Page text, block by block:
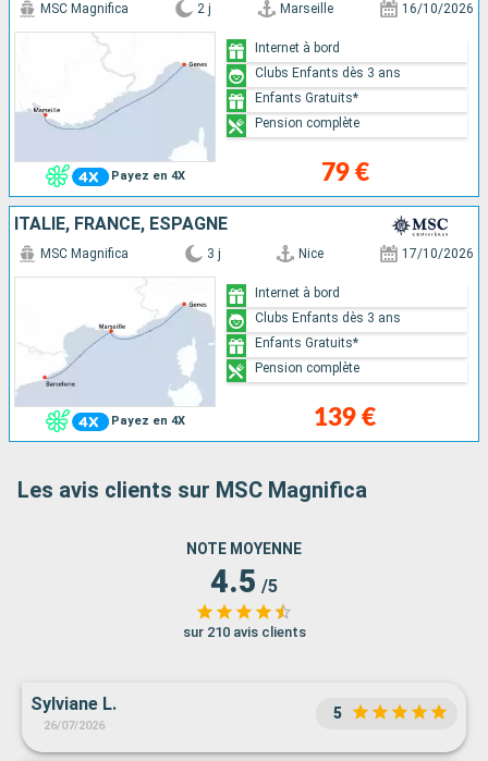
Payez en 4X
MSC Magnifica 2 j Marseille 16/10/2026
79 €
Internet à bord
Clubs Enfants dès 3 ans
Enfants Gratuits*
Pension complète
ITALIE, FRANCE, ESPAGNE
Payez en 4X
MSC Magnifica 3 j Nice 17/10/2026
139 €
Internet à bord
Clubs Enfants dès 3 ans
Enfants Gratuits*
Pension complète
Les avis clients sur MSC Magnifica
NOTE MOYENNE
4.5 /5
sur 210 avis clients
Sylviane L.
26/07/2026
5